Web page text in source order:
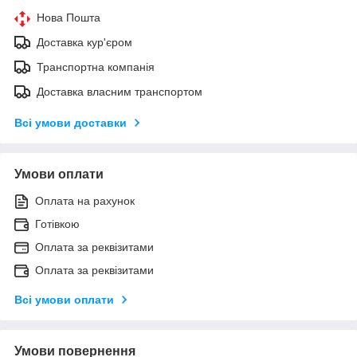
Нова Пошта
Доставка кур'єром
Транспортна компанія
Доставка власним транспортом
Всі умови доставки
Умови оплати
Оплата на рахунок
Готівкою
Оплата за реквізитами
Оплата за реквізитами
Всі умови оплати
Умови повернення